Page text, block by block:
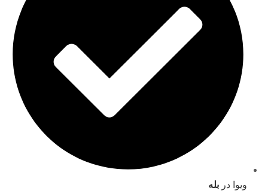
ویوا در بله